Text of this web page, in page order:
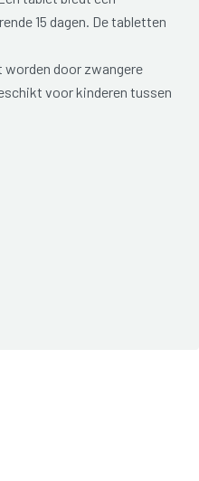
15 dagen. De tabletten
worden door zwangere
voor kinderen tussen